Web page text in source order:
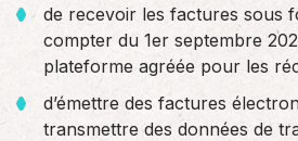
de recevoir les factures sous
compter du 1er septembre
plateforme agréée pour les
d’émettre des factures
transmettre des données de